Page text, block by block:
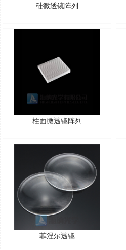
硅微透镜阵列
柱面微透镜阵列
菲涅尔透镜